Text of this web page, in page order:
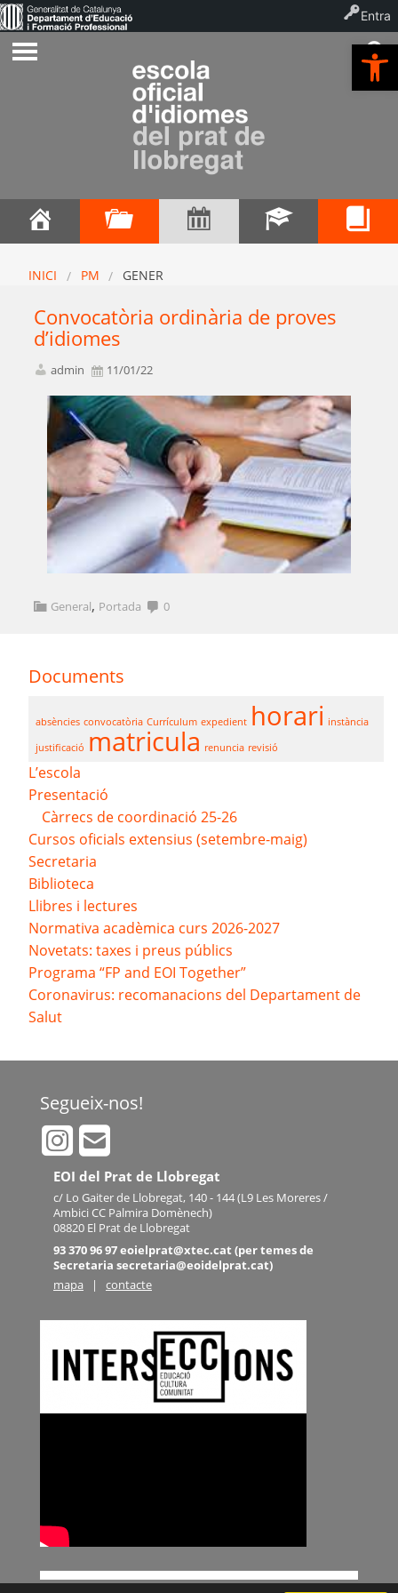
INICI PM GENER
Convocatòria ordinària de proves
d’idiomes
admin 11/01/22
General, Portada 0
Documents
absències convocatòria Currículum expedient horari instància
justificació matricula renuncia revisió
L’escola
Presentació
Càrrecs de coordinació 25-26
Cursos oficials extensius (setembre-maig)
Secretaria
Biblioteca
Llibres i lectures
Normativa acadèmica curs 2026-2027
Novetats: taxes i preus públics
Programa “FP and EOI Together”
Coronavirus: recomanacions del Departament de
Salut
Segueix-nos!
EOI del Prat de Llobregat
c/ Lo Gaiter de Llobregat, 140 - 144 (L9 Les Moreres /
Ambici CC Palmira Domènech)
08820 El Prat de Llobregat
93 370 96 97 eoielprat@xtec.cat (per temes de
Secretaria secretaria@eoidelprat.cat)
mapa
| contacte
Entra